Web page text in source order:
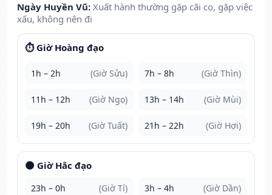
Ngày Huyền Vũ: Xuất hành thường gặp cãi cọ, gặp việc
xấu, không nên đi
⏱️ Giờ Hoàng đạo
1h – 2h (Giờ Sửu) 7h – 8h (Giờ Thìn)
11h – 12h (Giờ Ngọ) 13h – 14h (Giờ Mùi)
19h – 20h (Giờ Tuất) 21h – 22h (Giờ Hợi)
🌑 Giờ Hắc đạo
23h – 0h (Giờ Tí) 3h – 4h (Giờ Dần)